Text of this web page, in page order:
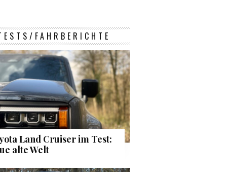
FAHRBERICHTE
Land Cruiser im Test:
alte Welt